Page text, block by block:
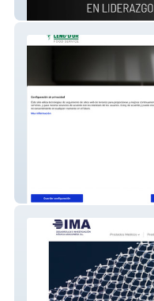
PILAR JERICÓ
Leng d'Or Food Service